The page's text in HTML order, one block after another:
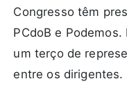
Congresso têm
PCdoB e
um terço de
entre os dirigentes.